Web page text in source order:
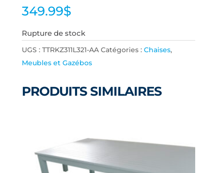
349.99$
Rupture de stock
UGS : TTRKZ311L321-AA Catégories : Chaises,
Meubles et Gazébos
PRODUITS SIMILAIRES